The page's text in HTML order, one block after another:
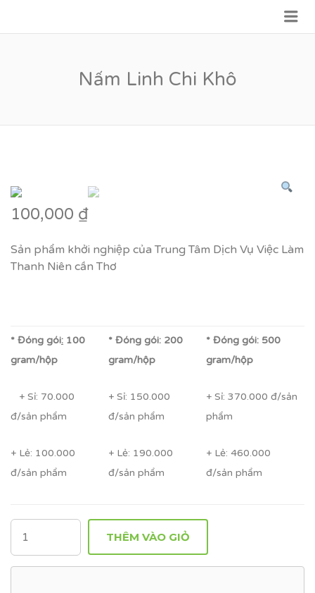
Nấm Linh Chi Khô
100,000 ₫
Sản phẩm khởi nghiệp của Trung Tâm Dịch Vụ Việc Làm
Thanh Niên cần Thơ
* Đóng gói: 100
gram/hộp
+ Sỉ: 70.000
đ/sản phẩm
+ Lẻ: 100.000
đ/sản phẩm
* Đóng gói: 200
gram/hộp
+ Sỉ: 150.000
đ/sản phẩm
+ Lẻ: 190.000
đ/sản phẩm
* Đóng gói: 500
gram/hộp
+ Sỉ: 370.000 đ/sản
phẩm
+ Lẻ: 460.000
đ/sản phẩm
SỐ
LƯỢNG
THÊM VÀO GIỎ